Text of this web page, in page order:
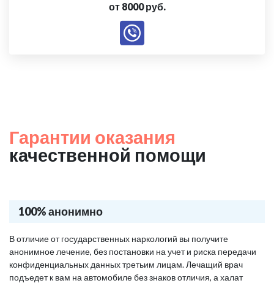
от 8000 руб.
Гарантии оказания
качественной помощи
100% анонимно
В отличие от государственных наркологий вы получите
анонимное лечение, без постановки на учет и риска передачи
конфиденциальных данных третьим лицам. Лечащий врач
подъедет к вам на автомобиле без знаков отличия, а халат